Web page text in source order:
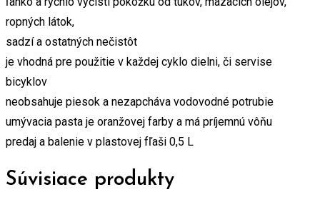
ropných látok,
sadzí a ostatných nečistôt
je vhodná pre použitie v každej cyklo dielni, či servise
bicyklov
neobsahuje piesok a nezapcháva vodovodné potrubie
umývacia pasta je oranžovej farby a má príjemnú vôňu
predaj a balenie v plastovej fľaši 0,5 L
Súvisiace produkty